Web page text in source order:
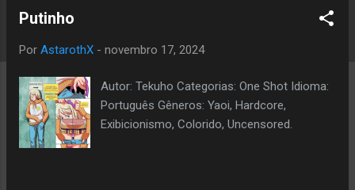
Putinho
Por AstarothX - novembro 17, 2024
Autor: Tekuho Categorias: One Shot Idioma:
Português Gêneros: Yaoi, Hardcore,
Exibicionismo, Colorido, Uncensored.